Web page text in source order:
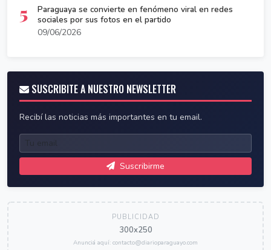
5
Paraguaya se convierte en fenómeno viral en redes
sociales por sus fotos en el partido
09/06/2026
SUSCRIBITE A NUESTRO NEWSLETTER
Recibí las noticias más importantes en tu email.
Suscribirme
PUBLICIDAD
300x250
Anunciá aquí: contacto@diarioparaguayo.com